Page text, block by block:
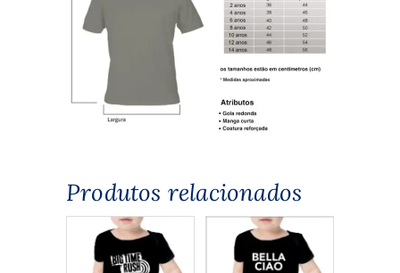
Produtos relacionados